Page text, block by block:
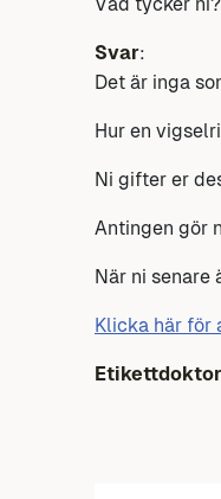
Vad tycker ni?
Svar:
Det är inga
Hur en
Ni gifter er
Antingen gör
När ni senare
Klicka här för